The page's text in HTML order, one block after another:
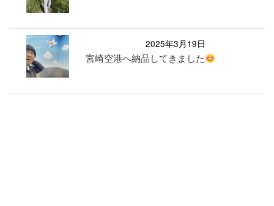
2025年3月19日
宮崎空港へ納品してきました